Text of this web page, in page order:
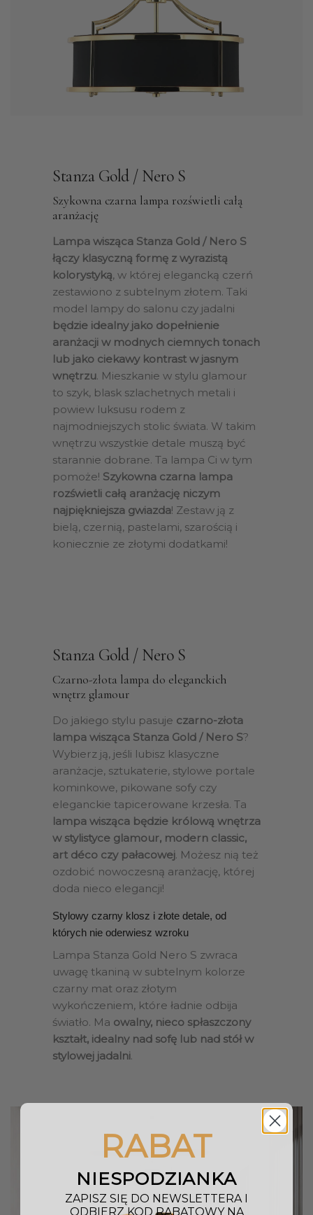
Stanza Gold / Nero S
Szykowna czarna lampa rozświetli całą
aranżację
Lampa wisząca Stanza Gold / Nero S
łączy klasyczną formę z wyrazistą
kolorystyką, w której elegancką czerń
zestawiono z subtelnym złotem. Taki
model lampy do salonu czy jadalni
będzie idealny jako dopełnienie
aranżacji w modnych ciemnych tonach
lub jako ciekawy kontrast w jasnym
wnętrzu. Mieszkanie w stylu glamour
to szyk, blask szlachetnych metali i
powiew luksusu rodem z
najmodniejszych stolic świata. W takim
wnętrzu wszystkie detale muszą być
starannie dobrane. Ta lampa Ci w tym
pomoże! Szykowna czarna lampa
rozświetli całą aranżację niczym
najpiękniejsza gwiazda! Zestaw ją z
bielą, czernią, pastelami, szarością i
koniecznie ze złotymi dodatkami!
Stanza Gold / Nero S
Czarno-złota lampa do eleganckich
wnętrz glamour
Do jakiego stylu pasuje czarno-złota
lampa wisząca Stanza Gold / Nero S?
Wybierz ją, jeśli lubisz klasyczne
aranżacje, sztukaterie, stylowe portale
kominkowe, pikowane sofy czy
eleganckie tapicerowane krzesła. Ta
lampa wisząca będzie królową wnętrza
w stylistyce glamour, modern classic,
art déco czy pałacowej. Możesz nią też
ozdobić nowoczesną aranżację, której
doda nieco elegancji!
Stylowy czarny klosz i złote detale, od
których nie oderwiesz wzroku
Lampa Stanza Gold Nero S zwraca
uwagę tkaniną w subtelnym kolorze
czarny mat oraz złotym
wykończeniem, które ładnie odbija
światło. Ma owalny, nieco spłaszczony
kształt, idealny nad sofę lub nad stół w
stylowej jadalni.
RABAT
NIESPODZIANKA
ZAPISZ SIĘ DO NEWSLETTERA I
ODBIERZ KOD RABATOWY NA